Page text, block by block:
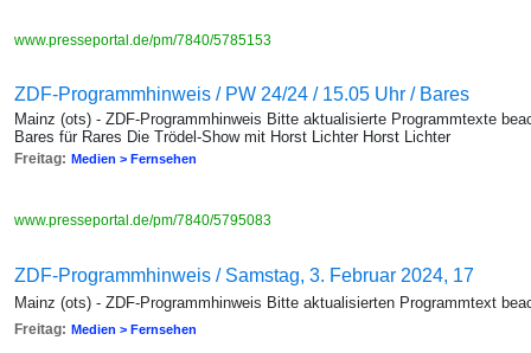
www.presseportal.de/pm/7840/5785153
ZDF-Programmhinweis / PW 24/24 / 15.05 Uhr / Bares
Mainz (ots) - ZDF-Programmhinweis Bitte aktualisierte Programmtexte
Bares für Rares Die Trödel-Show mit Horst Lichter Horst Lichter
Freitag: Medien > Fernsehen
www.presseportal.de/pm/7840/5795083
ZDF-Programmhinweis / Samstag, 3. Februar 2024, 17
Mainz (ots) - ZDF-Programmhinweis Bitte aktualisierten Programmtext
Freitag: Medien > Fernsehen